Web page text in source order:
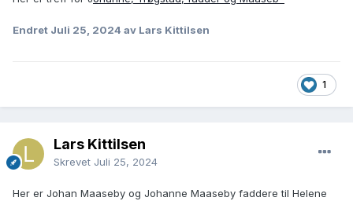
Endret Juli 25, 2024 av Lars Kittilsen
1
Lars Kittilsen
Skrevet Juli 25, 2024
Her er Johan Maaseby og Johanne Maaseby faddere til Helene